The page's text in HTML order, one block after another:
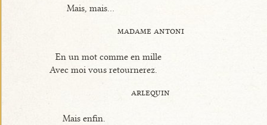
Mais, mais...
madame antoni
En un mot comme en mille
Avec moi vous retournerez.
arlequin
Mais enfin.